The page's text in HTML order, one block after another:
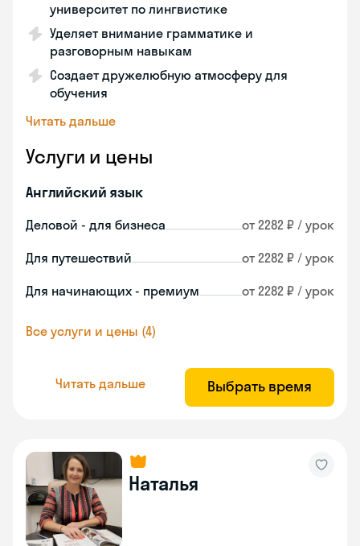
университет по лингвистике
Уделяет внимание грамматике и
разговорным навыкам
Создает дружелюбную атмосферу для
обучения
Читать дальше
Услуги и цены
Английский язык
Деловой - для бизнеса от 2282 ₽ / урок
Для путешествий от 2282 ₽ / урок
Для начинающих - премиум от 2282 ₽ / урок
Все услуги и цены (4)
Читать дальше Выбрать время
Наталья